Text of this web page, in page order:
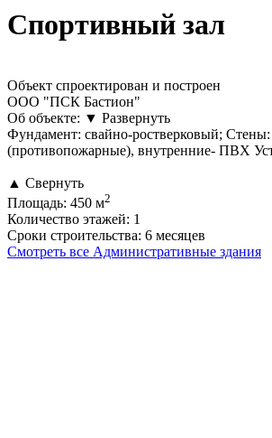
Спортивный зал
Объект спроектирован и построен
ООО "ПСК Бастион"
Об объекте: ▼ Развернуть
Фундамент: свайно-ростверковый; Стены:
(противопожарные), внутренние- ПВХ
▲ Свернуть
Площадь: 450 м2
Количество этажей: 1
Сроки строительства: 6 месяцев
Смотреть все Административные здания